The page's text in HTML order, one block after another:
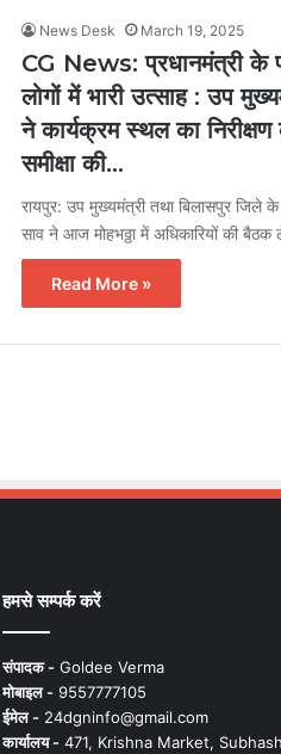
News Desk March 19, 2025
CG News: प्रधानमंत्री के
लोगों में भारी उत्साह : उप
ने कार्यक्रम स्थल का निरीक्षण
समीक्षा की…
रायपुर: उप मुख्यमंत्री तथा बिलासपुर जिले
साव ने आज मोहभठ्ठा में अधिकारियों की
Read More »
हमसे सम्पर्क करें
संपादक -Goldee Verma
मोबाइल -9557777105
ईमेल -24dgninfo@gmail.com
कार्यालय -471, Krishna Market,